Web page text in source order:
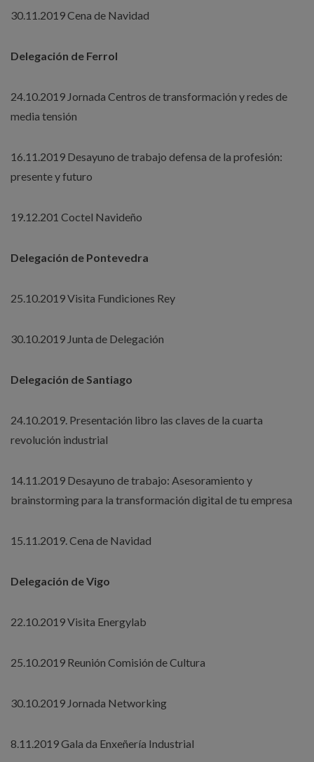
30.11.2019 Cena de Navidad
Delegación de Ferrol
24.10.2019 Jornada Centros de transformación y redes de
media tensión
16.11.2019 Desayuno de trabajo defensa de la profesión:
presente y futuro
19.12.201 Coctel Navideño
Delegación de Pontevedra
25.10.2019 Visita Fundiciones Rey
30.10.2019 Junta de Delegación
Delegación de Santiago
24.10.2019. Presentación libro las claves de la cuarta
revolución industrial
14.11.2019 Desayuno de trabajo: Asesoramiento y
brainstorming para la transformación digital de tu empresa
15.11.2019. Cena de Navidad
Delegación de Vigo
22.10.2019 Visita Energylab
25.10.2019 Reunión Comisión de Cultura
30.10.2019 Jornada Networking
8.11.2019 Gala da Enxeñería Industrial